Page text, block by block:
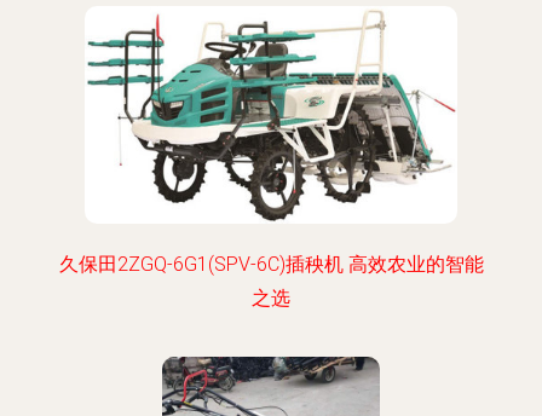
久保田2ZGQ-6G1(SPV-6C)插秧机 高效农业的智能
之选